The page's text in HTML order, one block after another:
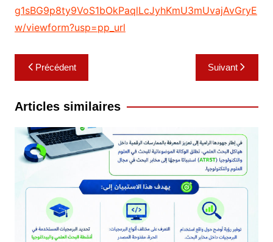
g1sBG9p8ty9VoS1bOkPaqlLcJyhKmU3mUvajAvGryE
w/viewform?usp=pp_url
Navigation
de
l’article
Précédent Suivant
Articles similaires